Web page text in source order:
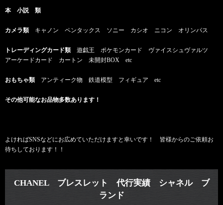
本 小説 類
カメラ類 キャノン ペンタックス ソニー カシオ ニコン オリンパス
トレーディングカード類 遊戯王 ポケモンカード ヴァイスシュヴァルツ
アーケードカード カートン 未開封BOX etc
おもちゃ類 アンティーク物 鉄道模型 フィギュア etc
その他可能なお品物多数あります！
よければSNSなどにお広めていただけますと幸いです！ 皆様からのご依頼お
待ちしております！！
CHANEL ブレスレット 代行実績 シャネル ブ
ランド